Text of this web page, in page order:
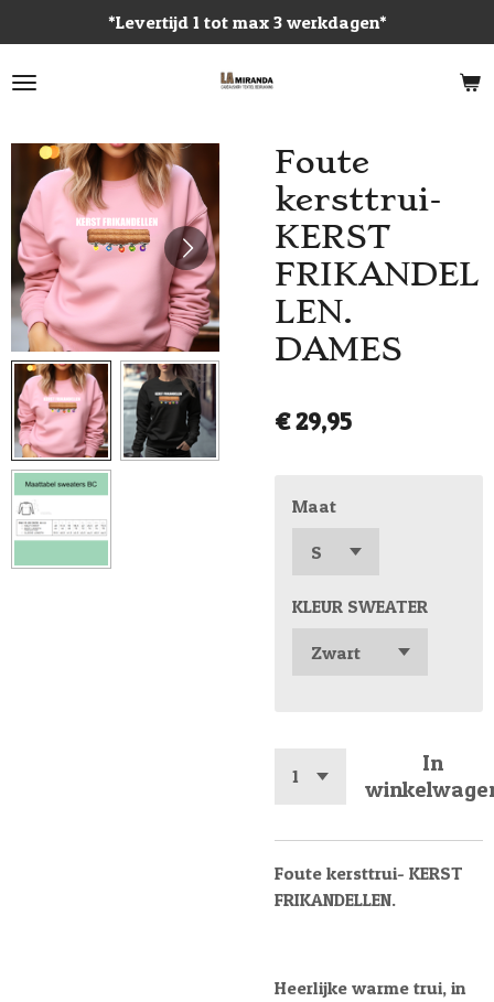
direct
naar
*Levertijd 1 tot max 3 werkdagen*
Foute
kersttrui-
KERST
FRIKANDEL
LEN.
DAMES
€ 29,95
Maat
KLEUR SWEATER
In
Foute kersttrui- KERST
FRIKANDELLEN.
Heerlijke warme trui, in